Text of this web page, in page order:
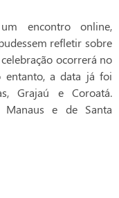
encontro online,
refletir sobre
ocorrerá no
entanto, a data já foi
Grajaú e Coroatá.
Manaus e de Santa